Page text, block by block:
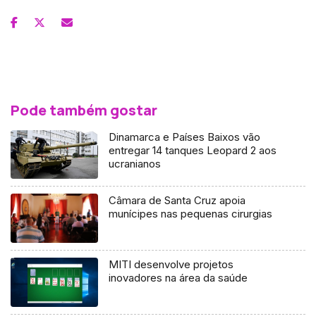
Pode também gostar
Dinamarca e Países Baixos vão
entregar 14 tanques Leopard 2 aos
ucranianos
Câmara de Santa Cruz apoia
munícipes nas pequenas cirurgias
MITI desenvolve projetos
inovadores na área da saúde